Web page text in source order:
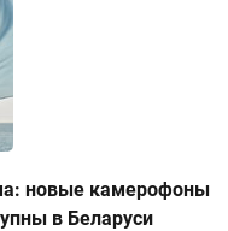
новые камерофоны
в Беларуси